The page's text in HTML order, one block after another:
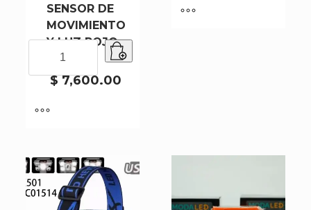
SENSOR DE
MOVIMIENTO
Y LUZ ROJO
(689-1)
$7,600.00
MINERA
RECARGABLE
60
DE
MOVIMIENTO
Y
cantidad